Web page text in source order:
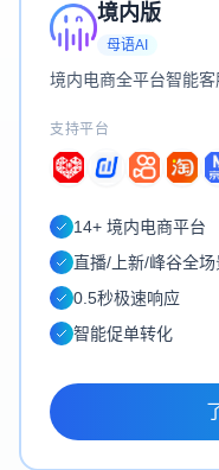
境内版
母语AI
境内电商全平台智能客
支持平台
14+ 境内电商平台
直播/上新/峰谷全场
0.5秒极速响应
智能促单转化